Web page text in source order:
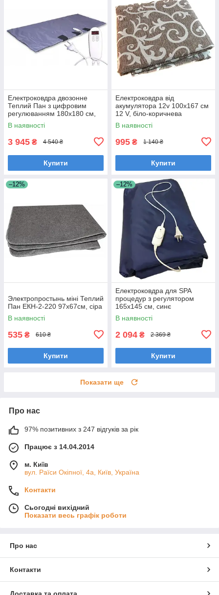
Електроковдра двозонне
Теплий Пан з цифровим
регулюванням 180x180 см,
синє
В наявності
3 945 ₴ 4 540 ₴
Купити
Електроковдра від
акумулятора 12v 100х167 см
12 V, біло-коричнева
В наявності
995 ₴ 1 140 ₴
Купити
–12%
Электропростынь міні Теплий
Пан ЕКН-2-220 97х67см, сіра
В наявності
535 ₴ 610 ₴
Купити
–12%
Електроковдра для SPA
процедур з регулятором
165x145 см, синє
В наявності
2 094 ₴ 2 369 ₴
Купити
Показати ще
Про нас
97% позитивних з 247 відгуків за рік
Працює з 14.04.2014
м. Київ
вул. Раїси Окіпної, 4а, Київ, Україна
Контакти
Сьогодні вихідний
Показати весь графік роботи
Про нас
Контакти